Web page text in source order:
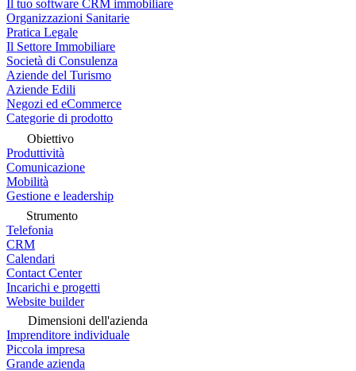
Il tuo software CRM immobiliare
Organizzazioni Sanitarie
Pratica Legale
Il Settore Immobiliare
Società di Consulenza
Aziende del Turismo
Aziende Edili
Negozi ed eCommerce
Categorie di prodotto
Obiettivo
Produttività
Comunicazione
Mobilità
Gestione e leadership
Strumento
Telefonia
CRM
Calendari
Contact Center
Incarichi e progetti
Website builder
Dimensioni dell'azienda
Imprenditore individuale
Piccola impresa
Grande azienda